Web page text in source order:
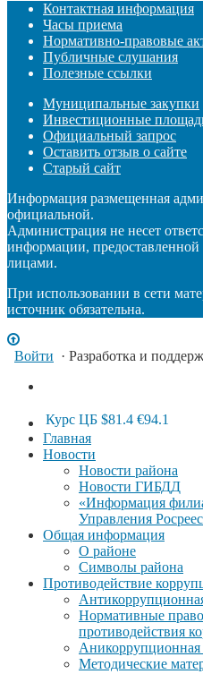
Контактная информация
Часы приема
Нормативно-правовые
Публичные слушания
Полезные ссылки
Муниципальные закупки
Инвестиционные
Официальный запрос
Оставить отзыв о сайте
Старый сайт
Информация размещенная
официальной.
Администрация не несет
информации,
лицами.
При использовании в сети
источник обязательна.
Войти · Разработка и
Курс ЦБ $81.4 €94.1
Главная
Новости
Новости района
Новости ГИБДД
«Информация
Управления
Общая информация
О районе
Символы района
Противодействие
Нормативные
противодействия
Аникоррупционная
Методические